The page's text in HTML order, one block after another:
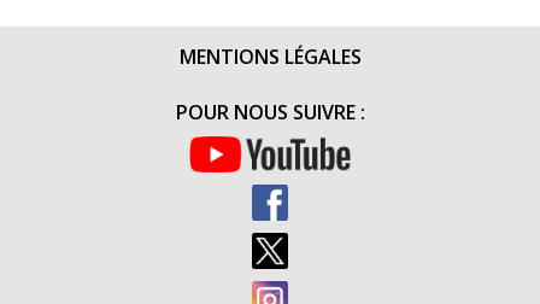
MENTIONS LÉGALES
POUR NOUS SUIVRE :